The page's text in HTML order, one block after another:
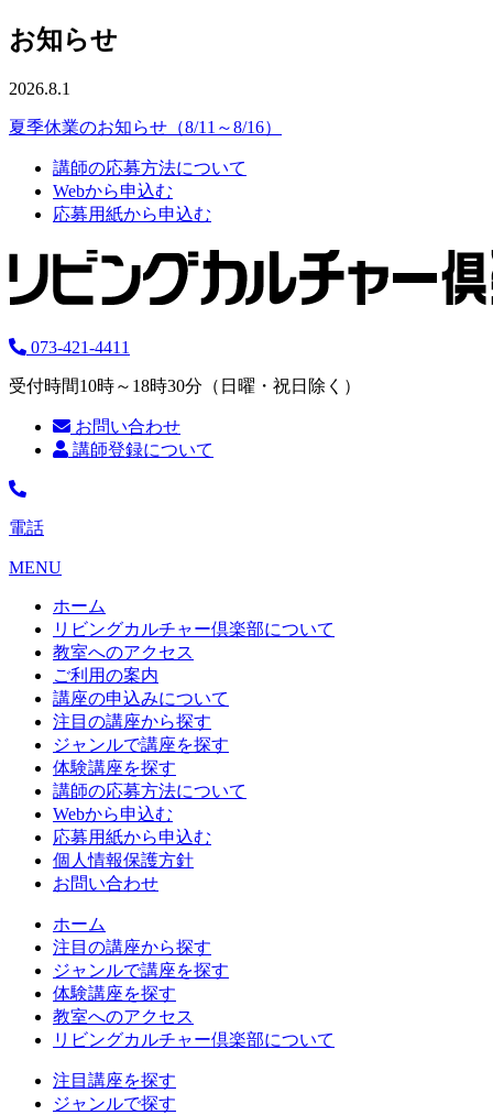
お知らせ
2026.8.1
夏季休業のお知らせ（8/11～8/16）
講師の応募方法について
Webから申込む
応募用紙から申込む
073-421-4411
受付時間10時～18時30分（日曜・祝日除く）
お問い合わせ
講師登録について
電話
MENU
ホーム
リビングカルチャー倶楽部について
教室へのアクセス
ご利用の案内
講座の申込みについて
注目の講座から探す
ジャンルで講座を探す
体験講座を探す
講師の応募方法について
Webから申込む
応募用紙から申込む
個人情報保護方針
お問い合わせ
ホーム
注目の講座から探す
ジャンルで講座を探す
体験講座を探す
教室へのアクセス
リビングカルチャー倶楽部について
注目講座を探す
ジャンルで探す